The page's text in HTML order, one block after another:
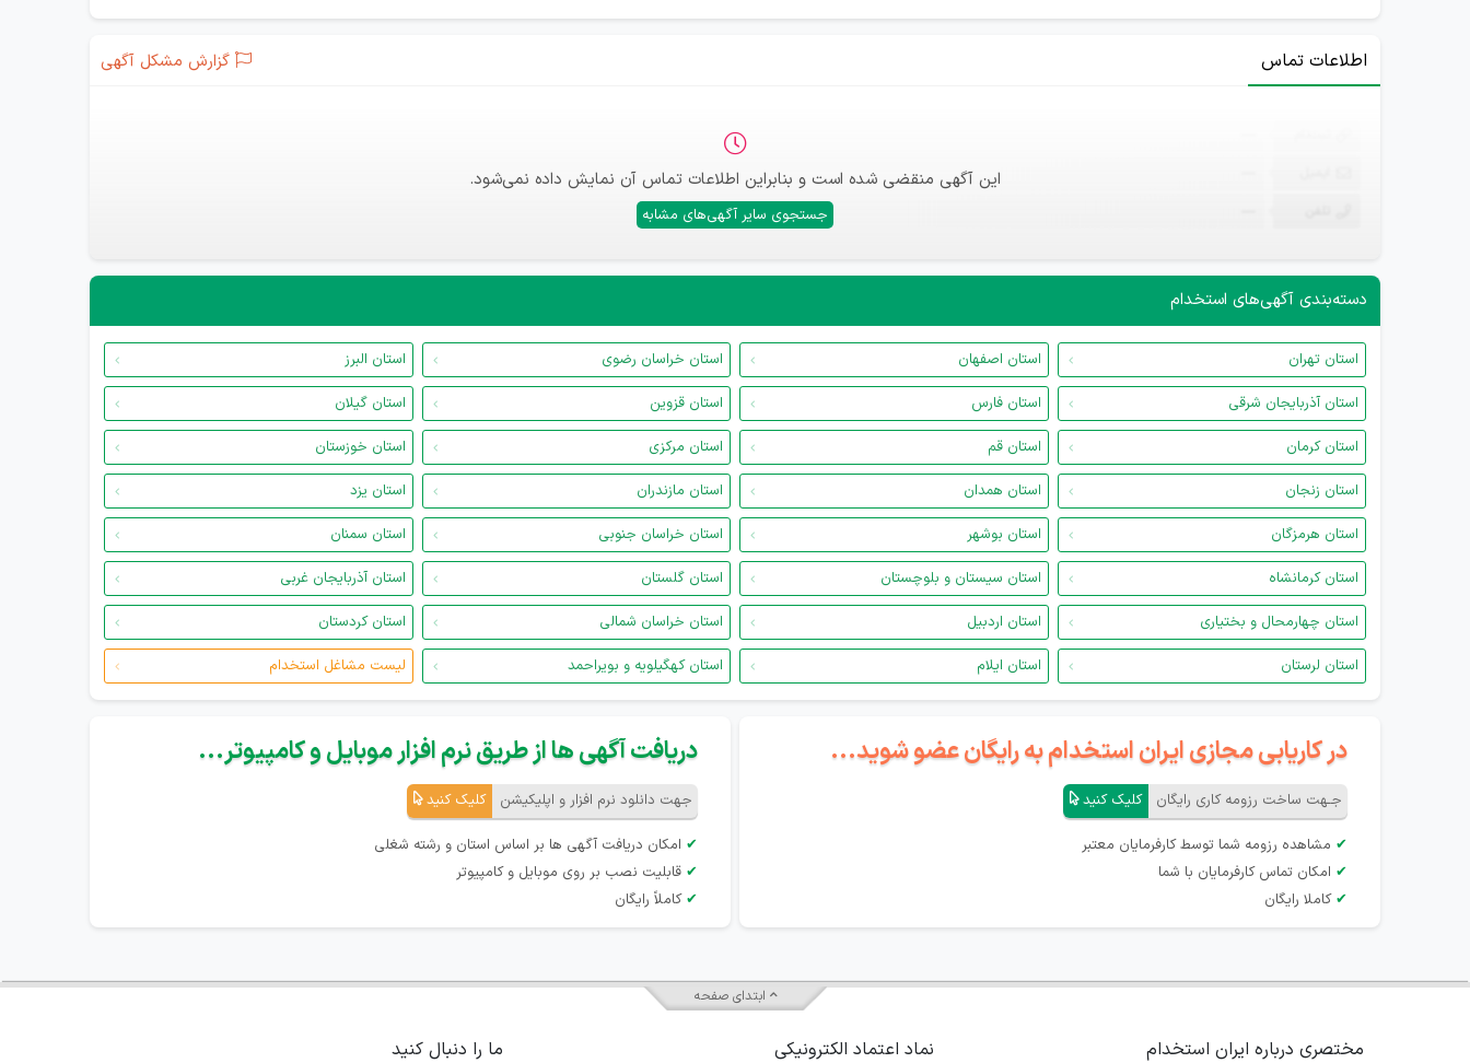
اطلاعات تماس گزارش مشکل آگهی
این آگهی منقضی شده است و بنابراین اطلاعات تماس آن نمایش داده نمی‌شود.
جستجوی سایر آگهی‌های مشابه
دسته‌بندی آگهی‌های استخدام
استان تهران استان اصفهان استان خراسان رضوی
استان البرز
استان آذربایجان شرقی
استان فارس استان قزوین
استان گیلان
استان کرمان
استان قم استان مرکزی
استان خوزستان
استان زنجان
استان همدان استان مازندران
استان یزد
استان هرمزگان
استان بوشهر استان خراسان جنوبی
استان سمنان
استان کرمانشاه
استان سیستان و بلوچستان استان گلستان
استان آذربایجان غربی
استان چهارمحال و بختیاری
استان اردبیل استان خراسان شمالی
استان کردستان
استان لرستان
استان ایلام استان کهگیلویه و بویراحمد لیست مشاغل استخدام
در کاریابی مجازی ایران استخدام به رایگان عضو شوید...
جـهت ساخت رزومه کاری رایگان کلیک کنید
✔ مشاهده رزومه شما توسط کارفرمایان معتبر
✔ امکان تماس کارفرمایان با شما
✔ کاملا رایگان
دریافت آگهی ها از طریق نرم افزار موبایل و کامپیوتر...
جهت دانلود نرم افزار و اپلیکیشن کلیک کنید
✔ امکان دریافت آگهی ها بر اساس استان و رشته شغلی
✔ قابلیت نصب بر روی موبایل و کامپیوتر
✔ کاملاً رایگان
ابتدای صفحه
مختصری درباره ایران استخدام نماد اعتماد الکترونیکی ما را دنبال کنید